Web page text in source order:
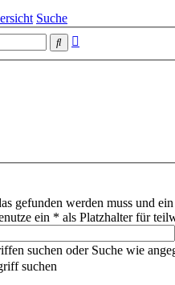
Suche
Suche
gefunden werden muss und ein
ein * als Platzhalter für
suchen oder Suche wie
suchen